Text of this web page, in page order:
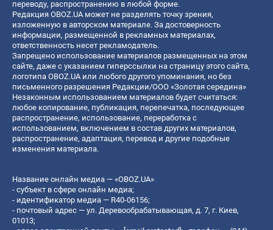
переводу, распространению в любой форме.
Редакция OBOZ.UA может не разделять точку зрения,
изложенную в авторском материале. За достоверность
информации, размещенной в рекламных материалах,
ответственность несет рекламодатель.
Запрещено использование материалов размещенных на этом
сайте, даже с указанием гиперссылки на страницу этого сайта,
логотипа OBOZ.UA или любого другого упоминания, но без
письменного разрешения Редакции/ООО «Золотая середина»
Незаконным использованием материалов будет считаться:
любое копирование, публикация, перепечатка, последующее
распространение, использование, переработка с
использованием, включением в состав других материалов,
распространение, адаптация, перевод и другие подобные
изменения материала.
Название онлайн медиа — «OBOZ.UA»
- субъект в сфере онлайн медиа;
- идентификатор медиа — R40-06156;
- почтовый адрес — ул. Деревообрабатывающая, д. 7, г. Киев,
01013;